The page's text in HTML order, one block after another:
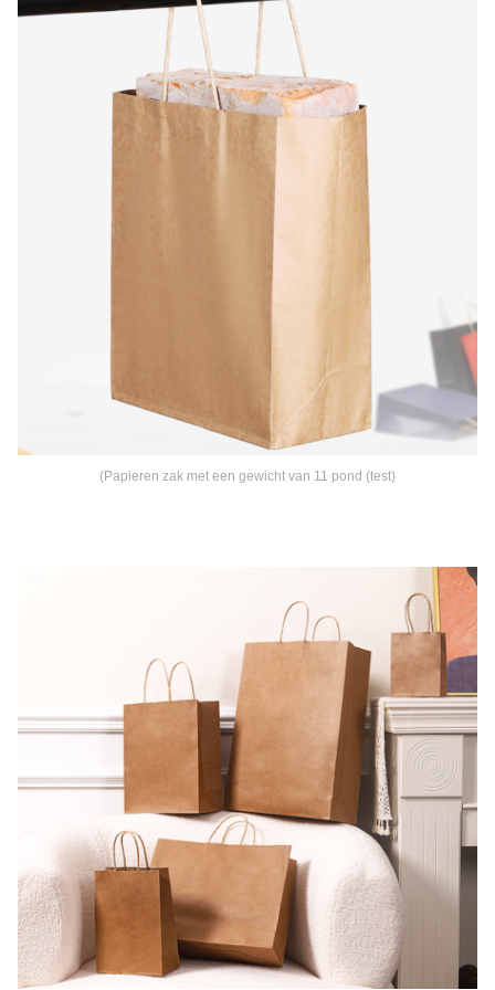
(Papieren zak met een gewicht van 11 pond (test)